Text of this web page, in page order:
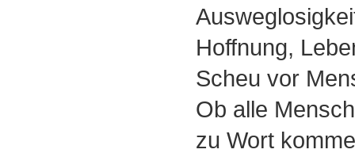
Hoffnung,
Scheu vor
Ob alle
zu Wort